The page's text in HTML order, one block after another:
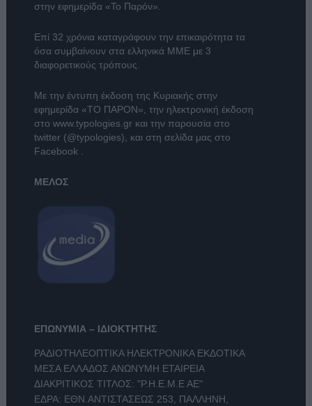
στην εφημερίδα «Το Παρόν».
Επί 32 χρόνια καταγράφουν την επικαιρότητα τα
όσα συμβαίνουν στα ελληνικά ΜΜΕ με 3
διαφορετικούς τρόπους.
Με την έντυπη έκδοση της Κυριακής στην
εφημερίδα «ΤΟ ΠΑΡΟΝ» , την ηλεκτρονική έκδοση
στο www.typologies.grκαι την παρουσία στο
twitter (@typologies) , και στη σελίδα μας στο
Facebook
ΜΕΛΟΣ
ΕΠΩΝΥΜΙΑ – ΙΔΙΟΚΤΗΤΗΣ
ΡΑΔΙΟΤΗΛΕΟΠΤΙΚΑ ΗΛΕΚΤΡΟΝΙΚΑ ΕΚΔΟΤΙΚΑ
ΜΕΣΑ ΕΛΛΑΔΟΣ ΑΝΩΝΥΜΗ ΕΤΑΙΡΕΙΑ
ΔΙΑΚΡΙΤΙΚΟΣ ΤΙΤΛΟΣ: "Ρ.Η.Ε.Μ.Ε ΑΕ"
ΕΔΡΑ: ΕΘΝ.ΑΝΤΙΣΤΑΣΕΩΣ 253, ΠΑΛΛΗΝΗ,